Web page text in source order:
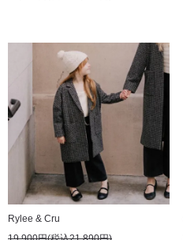
Rylee & Cru